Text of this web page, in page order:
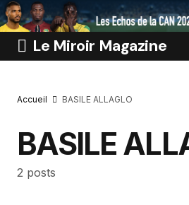
Le Miroir Magazine
Accueil BASILE ALLAGLO
BASILE
2 posts